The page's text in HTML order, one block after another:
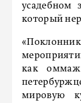
усадебном
который
как
мировую